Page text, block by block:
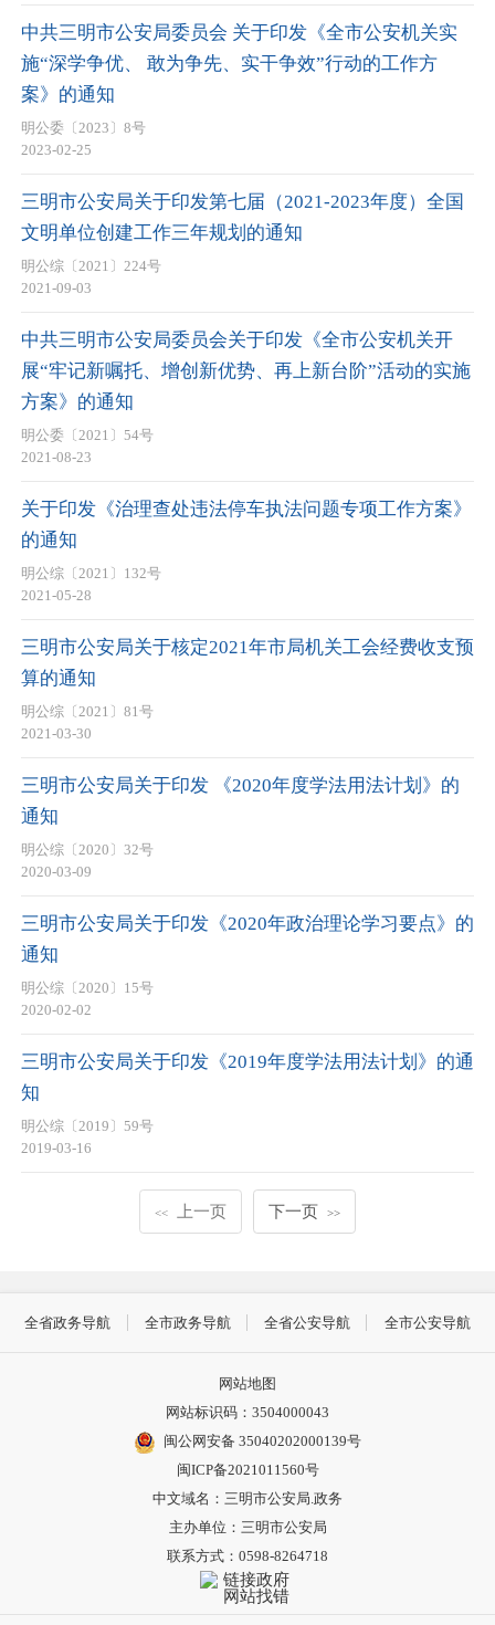
中共三明市公安局委员会 关于印发《全市公安机关实
施“深学争优、 敢为争先、实干争效”行动的工作方
案》的通知
明公委〔2023〕8号
2023-02-25
三明市公安局关于印发第七届（2021-2023年度）全国
文明单位创建工作三年规划的通知
明公综〔2021〕224号
2021-09-03
中共三明市公安局委员会关于印发《全市公安机关开
展“牢记新嘱托、增创新优势、再上新台阶”活动的实施
方案》的通知
明公委〔2021〕54号
2021-08-23
关于印发《治理查处违法停车执法问题专项工作方案》
的通知
明公综〔2021〕132号
2021-05-28
三明市公安局关于核定2021年市局机关工会经费收支预
算的通知
明公综〔2021〕81号
2021-03-30
三明市公安局关于印发 《2020年度学法用法计划》的
通知
明公综〔2020〕32号
2020-03-09
三明市公安局关于印发《2020年政治理论学习要点》的
通知
明公综〔2020〕15号
2020-02-02
三明市公安局关于印发《2019年度学法用法计划》的通
知
明公综〔2019〕59号
2019-03-16
<< 上一页 下一页 >>
全省政务导航 全市政务导航 全省公安导航 全市公安导航
网站地图
网站标识码：3504000043
闽公网安备 35040202000139号
闽ICP备2021011560号
中文域名：三明市公安局.政务
主办单位：三明市公安局
联系方式：0598-8264718